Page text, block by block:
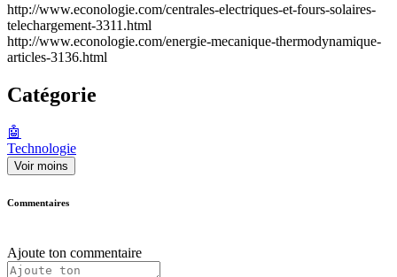
http://www.econologie.com/centrales-electriques-et-fours-solaires-
telechargement-3311.html
http://www.econologie.com/energie-mecanique-thermodynamique-
articles-3136.html
Catégorie
🤖
Technologie
Voir moins
Commentaires
Ajoute ton commentaire